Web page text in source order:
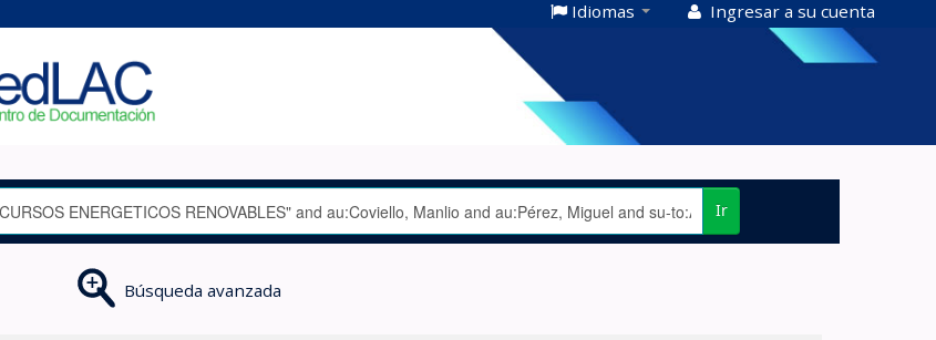
Idiomas Ingresar a su cuenta
Ir
Búsqueda avanzada